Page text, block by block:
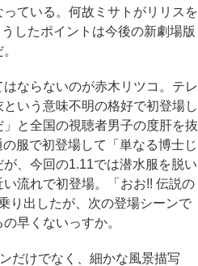
ている。何故ミサトがリリスを
したポイントは今後の新劇場版
ならないのが赤木リツコ。テレ
いう意味不明の格好で初登場し
と全国の視聴者男子の度肝を抜
服で初登場して「単なる博士じ
、今回の1.11では潜水服を脱い
流れで初登場。「おお!! 伝説の
り出したが、次の登場シーンで
早くないっすか。
だけでなく、細かな風景描写